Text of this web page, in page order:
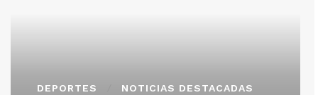
DEPORTES NOTICIAS DESTACADAS